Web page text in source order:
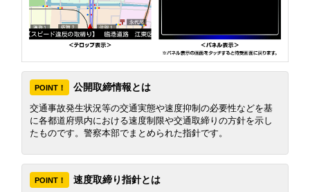
POINT！ 公開取締情報とは
交通事故発生状況等の交通実態や速度抑制の必要性などを基
に各都道府県内における速度制限や交通取締りの方針を示し
たものです。警察本部でまとめられた指針です。
POINT！ 速度取締り指針とは